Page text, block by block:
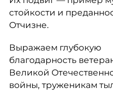
стойкости и
Отчизне.
Выражаем глубокую
благодарность
Великой
войны, труженикам